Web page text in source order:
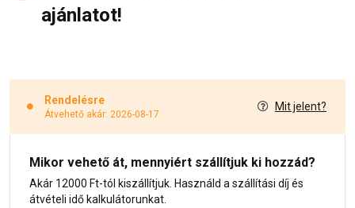
ajánlatot!
Rendelésre
Átvehető akár: 2026-08-17
Mit jelent?
Mikor vehető át, mennyiért szállítjuk ki hozzád?
Akár 12000 Ft-tól kiszállítjuk. Használd a szállítási díj és
átvételi idő kalkulátorunkat.